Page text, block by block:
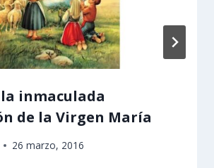
inmaculada
de la Virgen María
26 marzo, 2016